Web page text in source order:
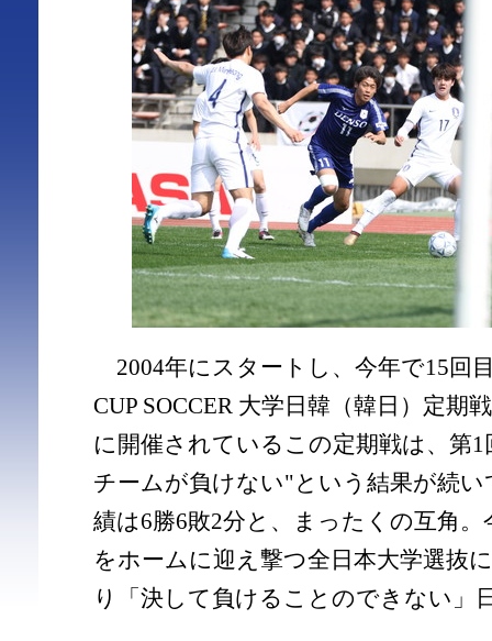
2004年にスタートし、今年で15回
CUP SOCCER 大学日韓（韓日）定期
に開催されているこの定期戦は、第
チームが負けない"という結果が続
績は6勝6敗2分と、まったくの互角。
をホームに迎え撃つ全日本大学選抜
り「決して負けることのできない」